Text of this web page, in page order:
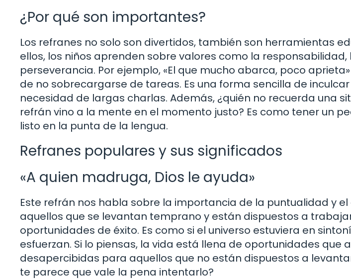
¿Por qué son importantes?
Los refranes no solo son divertidos, también son herramientas
ellos, los niños aprenden sobre valores como la
perseverancia. Por ejemplo, «El que mucho abarca, poco
de no sobrecargarse de tareas. Es una forma sencilla de
necesidad de largas charlas. Además, ¿quién no recuerda una
refrán vino a la mente en el momento justo? Es como tener un
listo en la punta de la lengua.
Refranes populares y sus significados
«A quien madruga, Dios le ayuda»
Este refrán nos habla sobre la importancia de la puntualidad y el
aquellos que se levantan temprano y están dispuestos a
oportunidades de éxito. Es como si el universo estuviera en
esfuerzan. Si lo piensas, la vida está llena de oportunidades que
desapercibidas para aquellos que no están dispuestos a
te parece que vale la pena intentarlo?